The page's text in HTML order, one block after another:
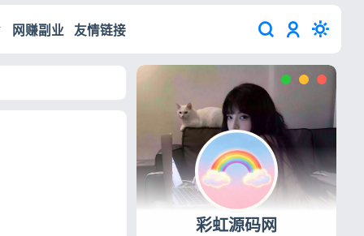
网赚副业 友情链接
彩虹源码网